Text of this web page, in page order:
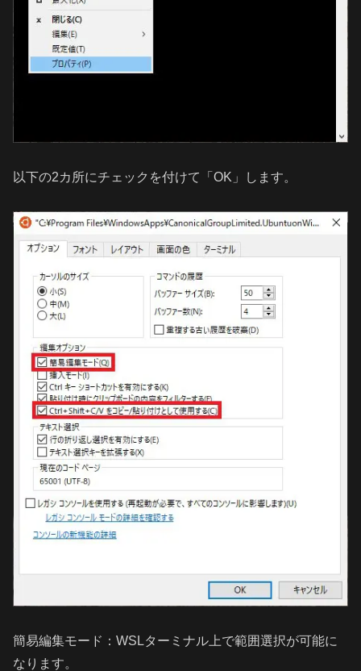
以下の2カ所にチェックを付けて「OK」します。
簡易編集モード：WSLターミナル上で範囲選択が可能に
なります。